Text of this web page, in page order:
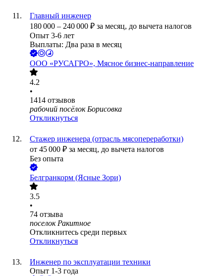
Главный инженер
180 000 – 240 000 ₽ за месяц, до вычета налогов
Опыт 3-6 лет
Выплаты: Два раза в месяц
ООО «РУСАГРО», Мясное бизнес-направление
4.2
•
1414 отзывов
рабочий посёлок Борисовка
Откликнуться
Стажер инженера (отрасль мясопереработки)
от 45 000 ₽ за месяц, до вычета налогов
Без опыта
Белгранкорм (Ясные Зори)
3.5
•
74 отзыва
поселок Ракитное
Откликнитесь среди первых
Откликнуться
Инженер по эксплуатации техники
Опыт 1-3 года